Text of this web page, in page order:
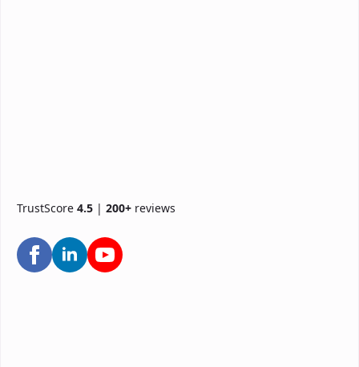
TrustScore 4.5 | 200+ reviews